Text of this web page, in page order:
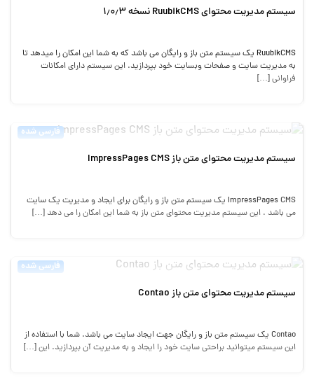
سیستم مدیریت محتوای RuubikCMS نسخه ۱٫۰٫۳
RuubikCMS یک سیستم متن باز و رایگان می باشد که به شما این امکان را میدهد تا
به مدیریت سایت و صفحات وبسایت خود بپردازید. این سیستم دارای امکانات
فراوانی […]
فارسی شده
سیستم مدیریت محتوای متن باز ImpressPages CMS
ImpressPages CMS یک سیستم متن باز و رایگان برای ایجاد و مدیریت یک سایت
می باشد . این سیستم مدیریت محتوای متن باز به شما این امکان را می دهد […]
فارسی شده
سیستم مدیریت محتوای متن باز Contao
Contao یک سیستم متن باز و رایگان جهت ایجاد سایت می باشد. شما با استفاده از
این سیستم میتوانید براحتی سایت خود را ایجاد و به مدیریت آن بپردازید. این […]